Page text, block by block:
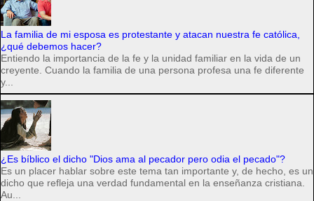
La familia de mi esposa es protestante y atacan nuestra fe católica,
¿qué debemos hacer?
Entiendo la importancia de la fe y la unidad familiar en la vida de un
creyente. Cuando la familia de una persona profesa una fe diferente
y...
¿Es bíblico el dicho "Dios ama al pecador pero odia el pecado"?
Es un placer hablar sobre este tema tan importante y, de hecho, es un
dicho que refleja una verdad fundamental en la enseñanza cristiana.
Au...